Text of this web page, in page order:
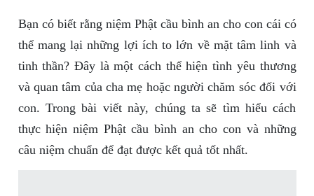
Bạn có biết rằng niệm Phật cầu bình an cho con cái có
thể mang lại những lợi ích to lớn về mặt tâm linh và
tinh thần? Đây là một cách thể hiện tình yêu thương
và quan tâm của cha mẹ hoặc người chăm sóc đối với
con. Trong bài viết này, chúng ta sẽ tìm hiểu cách
thực hiện niệm Phật cầu bình an cho con và những
câu niệm chuẩn để đạt được kết quả tốt nhất.